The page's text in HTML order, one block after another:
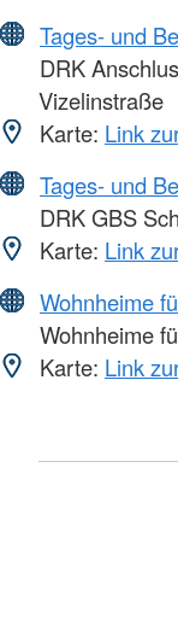
Tages- und
DRK
Vizelinstraße
Karte: Link
Tages- und
DRK GBS
Karte: Link
Wohnheime
Wohnheime
Karte: Link